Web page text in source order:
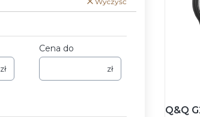
zł
Cena do
zł
Q&Q